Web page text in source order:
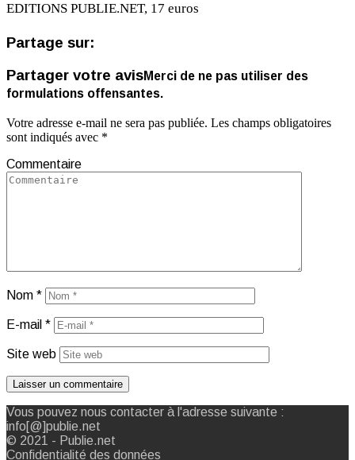
EDITIONS PUBLIE.NET, 17 euros
Partage sur:
Partager votre avisMerci de ne pas utiliser des
formulations offensantes.
Votre adresse e-mail ne sera pas publiée. Les champs obligatoires
sont indiqués avec *
Commentaire
Nom *
E-mail *
Site web
Vous pouvez nous contacter à l'adresse suivante :
info[@]publie.net
© 2021 - Publie.net
Confidentialité des données